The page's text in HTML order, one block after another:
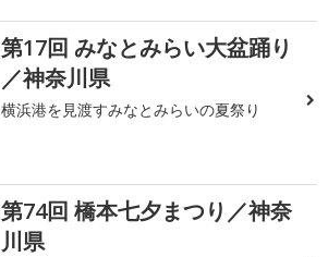
第17回 みなとみらい大盆踊り
／神奈川県
横浜港を見渡すみなとみらいの夏祭り
第74回 橋本七夕まつり／神奈
川県